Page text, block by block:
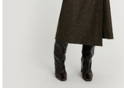
Jupe ADHEL Army